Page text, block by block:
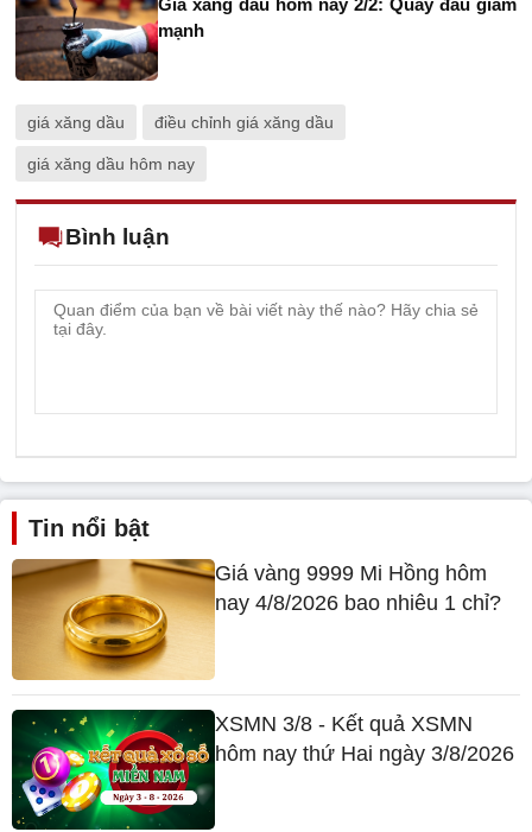
mạnh
giá xăng dầu điều chỉnh giá xăng dầu
giá xăng dầu hôm nay
Bình luận
Tin nổi bật
Giá vàng 9999 Mi Hồng hôm
nay 4/8/2026 bao nhiêu 1 chỉ?
XSMN 3/8 - Kết quả XSMN
hôm nay thứ Hai ngày 3/8/2026